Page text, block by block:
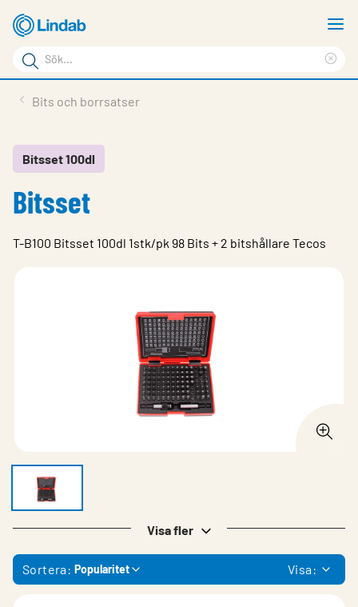
Hoppa
till
huvudinnehållet
Sökord
Sök
på
Service & Support
Hållbarhet
Bits och borrsatser
Bitsset 100dl
Bitsset
T-B100 Bitsset 100dl 1stk/pk 98 Bits + 2 bitshållare Tecos
Visa fler
Sortera: Popularitet Visa: